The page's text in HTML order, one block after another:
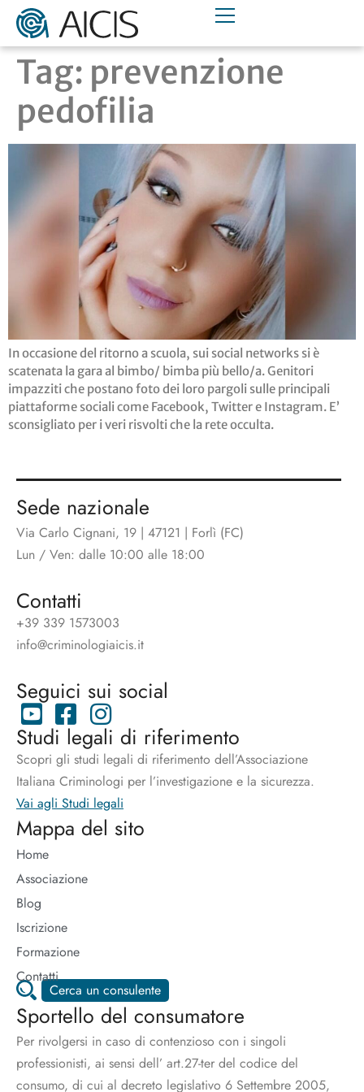
Tag: prevenzione
pedofilia
In occasione del ritorno a scuola, sui social networks si è
scatenata la gara al bimbo/ bimba più bello/a. Genitori
impazziti che postano foto dei loro pargoli sulle principali
piattaforme sociali come Facebook, Twitter e Instagram. E’
sconsigliato per i veri risvolti che la rete occulta.
Sede nazionale
Via Carlo Cignani, 19 | 47121 | Forlì (FC)
Lun / Ven: dalle 10:00 alle 18:00
Contatti
+39 339 1573003
info@criminologiaicis.it
Seguici sui social
Studi legali di riferimento
Scopri gli studi legali di riferimento dell’Associazione
Italiana Criminologi per l’investigazione e la sicurezza.
Vai agli Studi legali
Mappa del sito
Home
Associazione
Blog
Iscrizione
Formazione
Contatti
Cerca un consulente
Sportello del consumatore
Per rivolgersi in caso di contenzioso con i singoli
professionisti, ai sensi dell’ art.27-ter del codice del
consumo, di cui al decreto legislativo 6 Settembre 2005,